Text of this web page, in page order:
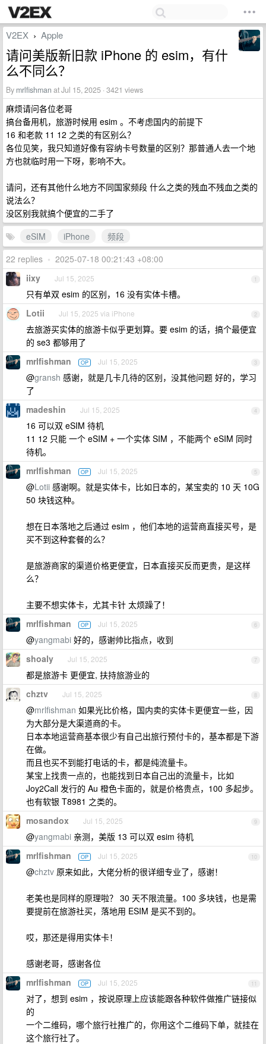
V2EX › Apple
请问美版新旧款 iPhone 的 esim，有什
么不同么？
By mrlfishman at Jul 15, 2025 · 3421 views
麻烦请问各位老哥
搞台备用机，旅游时候用 esim 。不考虑国内的前提下
16 和老款 11 12 之类的有区别么？
各位见笑，我只知道好像有容纳卡号数量的区别？那普通人去一个地
方也就临时用一下呀，影响不大。
请问，还有其他什么地方不同国家频段 什么之类的残血不残血之类的
说法么？
没区别我就搞个便宜的二手了
eSIM
iPhone
频段
22 replies • 2025-07-18 00:21:43 +08:00
1
iixy Jul 15, 2025
只有单双 esim 的区别，16 没有实体卡槽。
2
Lotii Jul 15, 2025 via iPhone
去旅游买实体的旅游卡似乎更划算。要 esim 的话，搞个最便宜
的 se3 都够用了
3
mrlfishman OP Jul 15, 2025
@gransh 感谢，就是几卡几待的区别，没其他问题 好的，学习
了
4
madeshin Jul 15, 2025
16 可以双 eSIM 待机
11 12 只能 一个 eSIM + 一个实体 SIM ，不能两个 eSIM 同时
待机。
5
mrlfishman OP Jul 15, 2025
@Lotii 感谢啊。就是实体卡，比如日本的，某宝卖的 10 天 10G
50 块钱这种。
想在日本落地之后通过 esim ，他们本地的运营商直接买号，是
买不到这种套餐的么？
是旅游商家的渠道价格更便宜，日本直接买反而更贵，是这样
么？
主要不想实体卡，尤其卡针 太烦躁了！
6
mrlfishman OP Jul 15, 2025
@yangmabi 好的，感谢帅比指点，收到
7
shoaly Jul 15, 2025
都是旅游卡 更便宜, 扶持旅游业的
8
chztv Jul 15, 2025
@mrlfishman 如果光比价格，国内卖的实体卡更便宜一些，因
为大部分是大渠道商的卡。
日本本地运营商基本很少有自己出旅行预付卡的，基本都是下游
在做。
而且也买不到能打电话的卡，都是纯流量卡。
某宝上找贵一点的，也能找到日本自己出的流量卡，比如
Joy2Call 发行的 Au 橙色卡面的，就是价格贵点，100 多起步。
也有软银 T8981 之类的。
9
mosandox Jul 15, 2025
@yangmabi 亲测，美版 13 可以双 esim 待机
10
mrlfishman OP Jul 15, 2025
@chztv 原来如此，大佬分析的很详细专业了，感谢！
老美也是同样的原理啦？ 30 天不限流量。100 多块钱，也是需
要提前在旅游社买，落地用 ESIM 是买不到的。
哎，那还是得用实体卡！
感谢老哥，感谢各位
11
mrlfishman OP Jul 15, 2025
对了，想到 esim ，按说原理上应该能跟各种软件做推广链接似
的
一个二维码，哪个旅行社推广的，你用这个二维码下单，就挂在
这个旅行社了。